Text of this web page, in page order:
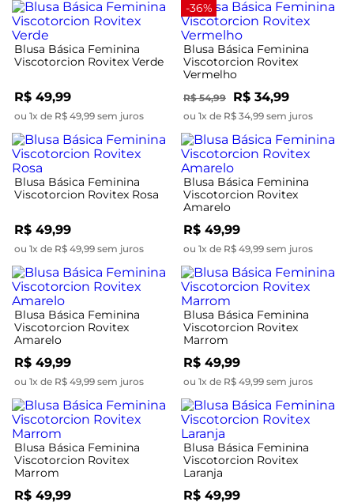
Blusa Básica Feminina
Viscotorcion Rovitex Verde
R$ 49,99
ou 1x de R$ 49,99 sem juros
-36%
Blusa Básica Feminina
Viscotorcion Rovitex
Vermelho
R$ 54,99 R$ 34,99
ou 1x de R$ 34,99 sem juros
Blusa Básica Feminina
Viscotorcion Rovitex Rosa
R$ 49,99
ou 1x de R$ 49,99 sem juros
Blusa Básica Feminina
Viscotorcion Rovitex
Amarelo
R$ 49,99
ou 1x de R$ 49,99 sem juros
Blusa Básica Feminina
Viscotorcion Rovitex
Amarelo
R$ 49,99
ou 1x de R$ 49,99 sem juros
Blusa Básica Feminina
Viscotorcion Rovitex
Marrom
R$ 49,99
ou 1x de R$ 49,99 sem juros
Blusa Básica Feminina
Viscotorcion Rovitex
Marrom
R$ 49,99
Blusa Básica Feminina
Viscotorcion Rovitex
Laranja
R$ 49,99